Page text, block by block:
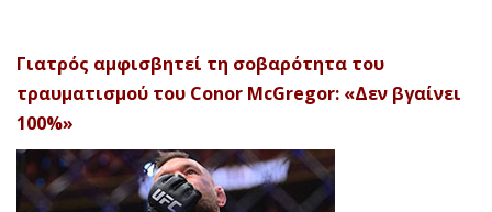
Γιατρός αμφισβητεί τη σοβαρότητα του
τραυματισμού του Conor McGregor: «Δεν βγαίνει
100%»